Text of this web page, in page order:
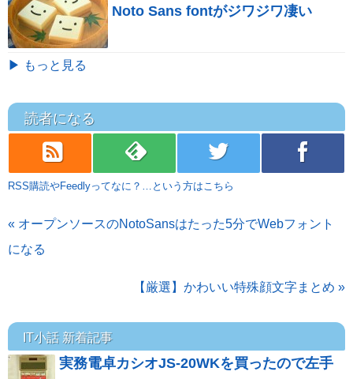
Noto Sans fontがジワジワ凄い
▶ もっと見る
読者になる
rss feedly twitter facebook
RSS購読やFeedlyってなに？…という方はこちら
« オープンソースのNotoSansはたった5分でWebフォント
になる
【厳選】かわいい特殊顔文字まとめ »
IT小話 新着記事
実務電卓カシオJS-20WKを買ったので左手